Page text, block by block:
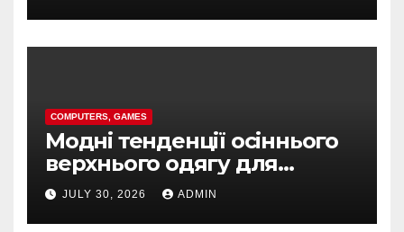
COMPUTERS, GAMES
Модні тенденції осіннього
верхнього одягу для
стильних українок
JULY 30, 2026 ADMIN